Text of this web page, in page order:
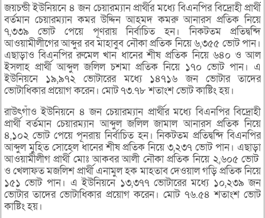
জয়চন্ডী ইউনিয়নে ৪ জন চেয়ারম্যান প্রার্থীর মধ্যে বিএনপির বিদ্রোহী প্রার্থী
বর্তমান চেয়ারম্যান কমর উদ্দিন আহমদ কমরু আনারস প্রতিক নিয়ে
৭,৩৩৯ ভোট পেয়ে পূণরায় নির্বাচিত হন। নিকটতম প্রতিদ্বন্দি
আওয়ামীলীগের আব্দুর রব মাহাবুব নৌকা প্রতিক নিয়ে ৬,৩৫৫ ভোট পান।
এছাড়াও বিএনপির রুমেল খান ধানের শীষ প্রতিক নিয়ে ৬৪০ ও আল
ইসলাহ প্রার্থী আব্দুল জলিল চশমা প্রতিক নিয়ে ১৭০ ভোট পান। এ
ইউনিয়নে ১৯,৯৭২ ভোটারের মধ্যে ১৪৭১৬ জন ভোটার তাদের
ভোটাধিকার প্রয়োগ করেন। মোট ৭৩.৭৮ শতাংশ ভোট কাষ্টিং হয়।
রাউৎগাঁও ইউনিয়নে ৪ জন চেয়ারম্যান প্রার্থীর মধ্যে বিএনপির বিদ্রোহী
প্রার্থী বর্তমান চেয়ারম্যান আব্দুল জলিল জামাল আনারস প্রতিক নিয়ে
৪,১০২ ভোট পেয়ে পূনরায় নির্বাচিত হন। নিকটতম প্রতিদ্বন্দি বিএনপির
আব্দুল মুহিত সোহেল ধানের শীষ প্রতিক নিয়ে ৩,২৩৭ ভোট পান। এছাড়া
আওয়ামীলীগ প্রার্থী মোঃ আকবর আলী নৌকা প্রতিক নিয়ে ২,৬০৫ ভোট
ও খেলাফত মজলিশ প্রার্থী এনামুল হক মাহতাব দেওয়াল গড়ি প্রতিক নিয়ে
১৫১ ভোট পান। এ ইউনিয়নে ১৩,৩৭৭ ভোটারের মধ্যে ১০,২৩৯ জন
ভোটার তাদের ভোটাধিকার প্রয়োগ করেন। মোট ৭৬.৫৪ শতাংশ ভোট
কাষ্টিং হয়।